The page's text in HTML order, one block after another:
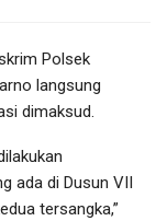
Polsek
langsung
dimaksud.
ada di Dusun VII
tersangka,”